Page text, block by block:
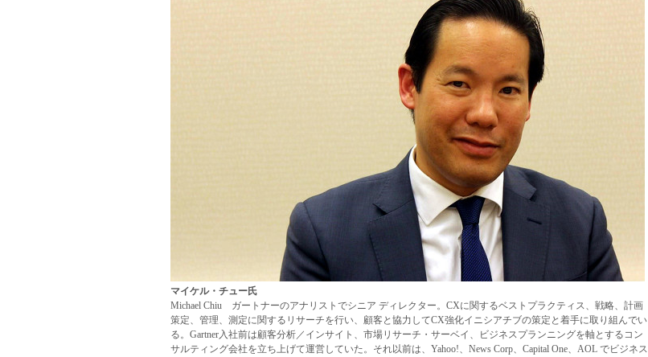
マイケル・チュー氏
Michael Chiu ガートナーのアナリストでシニア ディレクター。CXに関するベストプラクティス、戦略、計画
策定、管理、測定に関するリサーチを行い、顧客と協力してCX強化イニシアチブの策定と着手に取り組んでい
る。Gartner入社前は顧客分析／インサイト、市場リサーチ・サーベイ、ビジネスプランニングを軸とするコン
サルティング会社を立ち上げて運営していた。それ以前は、Yahoo!、News Corp、Capital One、AOL でビジネス